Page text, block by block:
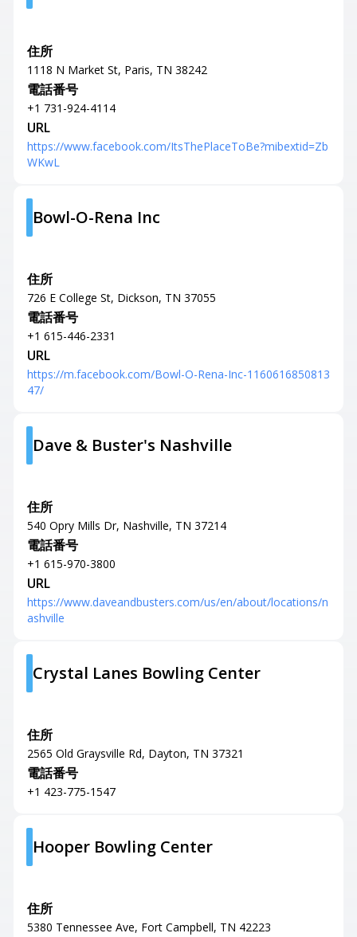
住所
1118 N Market St, Paris, TN 38242
電話番号
+1 731-924-4114
URL
https://www.facebook.com/ItsThePlaceToBe?mibextid=Zb
WKwL
Bowl-O-Rena Inc
住所
726 E College St, Dickson, TN 37055
電話番号
+1 615-446-2331
URL
https://m.facebook.com/Bowl-O-Rena-Inc-1160616850813
47/
Dave & Buster's Nashville
住所
540 Opry Mills Dr, Nashville, TN 37214
電話番号
+1 615-970-3800
URL
https://www.daveandbusters.com/us/en/about/locations/n
ashville
Crystal Lanes Bowling Center
住所
2565 Old Graysville Rd, Dayton, TN 37321
電話番号
+1 423-775-1547
Hooper Bowling Center
住所
5380 Tennessee Ave, Fort Campbell, TN 42223